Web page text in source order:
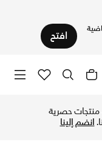
افتح
منتجات حصرية
انضم إلينا